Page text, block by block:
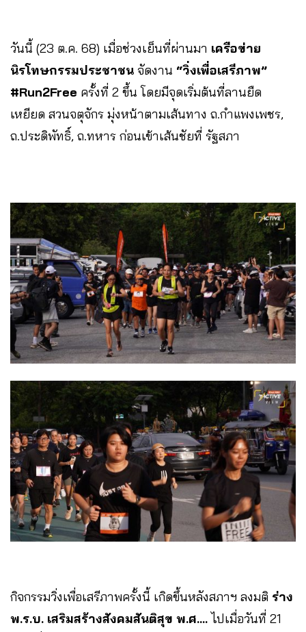
วันนี้ (23 ต.ค. 68) เมื่อช่วงเย็นที่ผ่านมา เครือข่าย
นิรโทษกรรมประชาชน จัดงาน “วิ่งเพื่อเสรีภาพ”
#Run2Free ครั้งที่ 2 ขึ้น โดยมีจุดเริ่มต้นที่ลานยืด
เหยียด สวนจตุจักร มุ่งหน้าตามเส้นทาง ถ.กำแพงเพชร,
ถ.ประดิพัทธิ์, ถ.ทหาร ก่อนเข้าเส้นชัยที่ รัฐสภา
กิจกรรมวิ่งเพื่อเสรีภาพครั้งนี้ เกิดขึ้นหลังสภาฯ ลงมติ ร่าง
พ.ร.บ. เสริมสร้างสังคมสันติสุข พ.ศ…. ไปเมื่อวันที่ 21